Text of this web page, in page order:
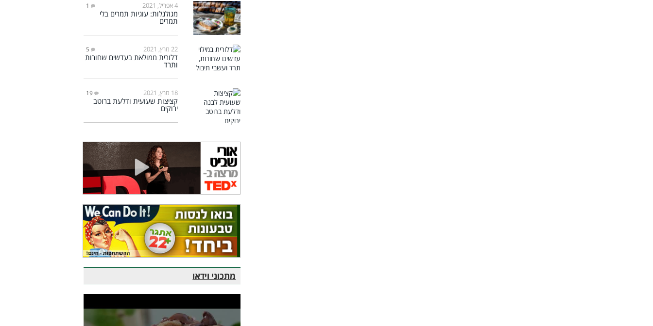
4 אפריל, 2021 1
מגולגלות: עוגיות תמרים בלי
תמרים
22 מרץ, 2021 5
דלורית ממולאת בעדשים שחורות
ותרד
18 מרץ, 2021 19
קציצות שעועית ודלעת ברוטב
ירוקים
מתכוני וידאו